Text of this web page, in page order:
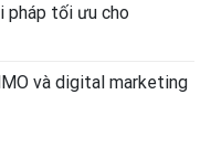
pháp tối ưu cho
và digital marketing